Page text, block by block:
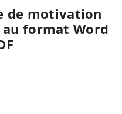
de motivation
format Word